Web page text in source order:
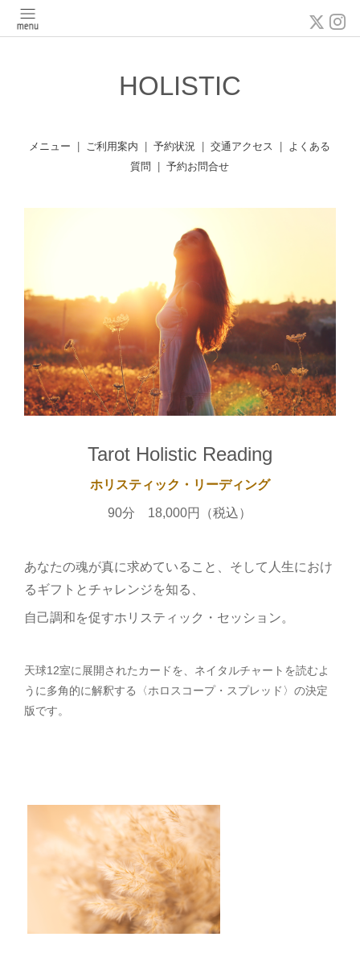
HOLISTIC
メニュー ご利用案内 |予約状況 |交通アクセス
よくある
質問 |予約お問合せ
Tarot Holistic Reading
ホリスティック・リーディング
90分 18,000円（税込）
あなたの魂が真に求めていること、そして人生におけ
るギフトとチャレンジを知る、
自己調和を促すホリスティック・セッション。
天球12室に展開されたカードを、ネイタルチャートを読むよ
うに多角的に解釈する〈ホロスコープ・スプレッド〉の決定
版です。